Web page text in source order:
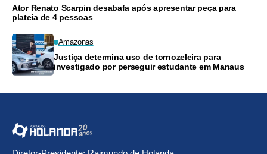
Ator Renato Scarpin desabafa após apresentar peça para
plateia de 4 pessoas
Amazonas
Justiça determina uso de tornozeleira para
investigado por perseguir estudante em Manaus